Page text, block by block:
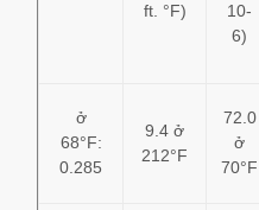
ft. °F)
10-
6)
ở
68°F:
0.285
9.4 ở
212°F
72.0
ở
70°F